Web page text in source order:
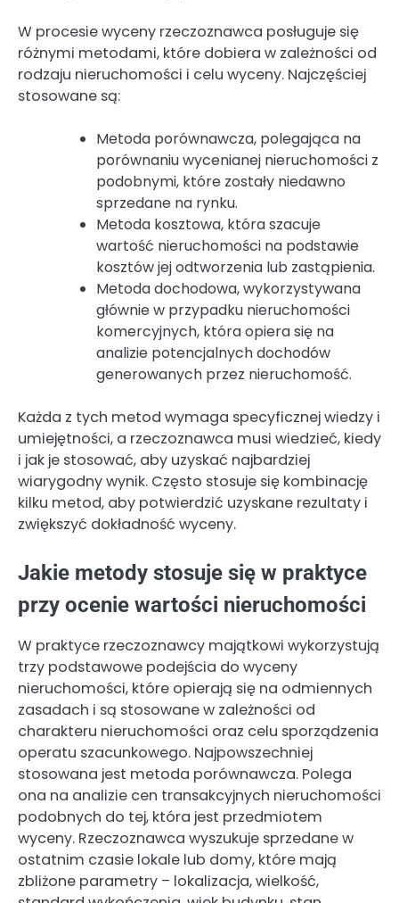
W procesie wyceny rzeczoznawca posługuje się
różnymi metodami, które dobiera w zależności od
rodzaju nieruchomości i celu wyceny. Najczęściej
stosowane są:
Metoda porównawcza, polegająca na
porównaniu wycenianej nieruchomości z
podobnymi, które zostały niedawno
sprzedane na rynku.
Metoda kosztowa, która szacuje
wartość nieruchomości na podstawie
kosztów jej odtworzenia lub zastąpienia.
Metoda dochodowa, wykorzystywana
głównie w przypadku nieruchomości
komercyjnych, która opiera się na
analizie potencjalnych dochodów
generowanych przez nieruchomość.
Każda z tych metod wymaga specyficznej wiedzy i
umiejętności, a rzeczoznawca musi wiedzieć, kiedy
i jak je stosować, aby uzyskać najbardziej
wiarygodny wynik. Często stosuje się kombinację
kilku metod, aby potwierdzić uzyskane rezultaty i
zwiększyć dokładność wyceny.
Jakie metody stosuje się w praktyce
przy ocenie wartości nieruchomości
W praktyce rzeczoznawcy majątkowi wykorzystują
trzy podstawowe podejścia do wyceny
nieruchomości, które opierają się na odmiennych
zasadach i są stosowane w zależności od
charakteru nieruchomości oraz celu sporządzenia
operatu szacunkowego. Najpowszechniej
stosowana jest metoda porównawcza. Polega
ona na analizie cen transakcyjnych nieruchomości
podobnych do tej, która jest przedmiotem
wyceny. Rzeczoznawca wyszukuje sprzedane w
ostatnim czasie lokale lub domy, które mają
zbliżone parametry – lokalizacja, wielkość,